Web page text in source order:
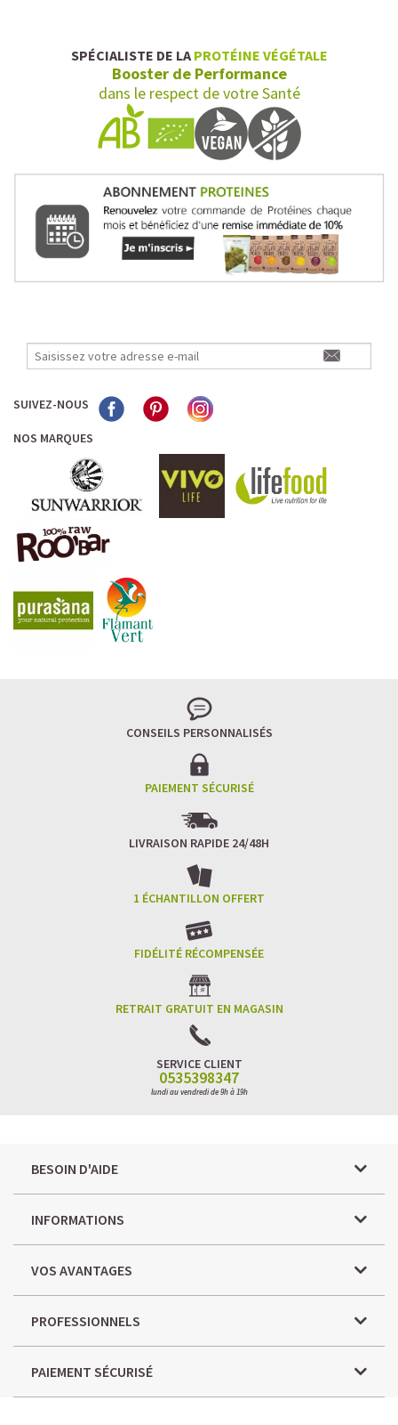
bien-être !
Faites-vous du bien à chaque gorgée et découvrez la
boisson qui correspond à votre envie du jour.
SPÉCIALISTE DE LA PROTÉINE VÉGÉTALE
Booster de Performance
dans le respect de votre Santé
SUIVEZ-NOUS
NOS MARQUES
CONSEILS PERSONNALISÉS
PAIEMENT SÉCURISÉ
LIVRAISON RAPIDE 24/48H
1 ÉCHANTILLON OFFERT
FIDÉLITÉ RÉCOMPENSÉE
RETRAIT GRATUIT EN MAGASIN
SERVICE CLIENT
0535398347
lundi au vendredi de 9h à 19h
BESOIN D'AIDE
INFORMATIONS
VOS AVANTAGES
PROFESSIONNELS
PAIEMENT SÉCURISÉ